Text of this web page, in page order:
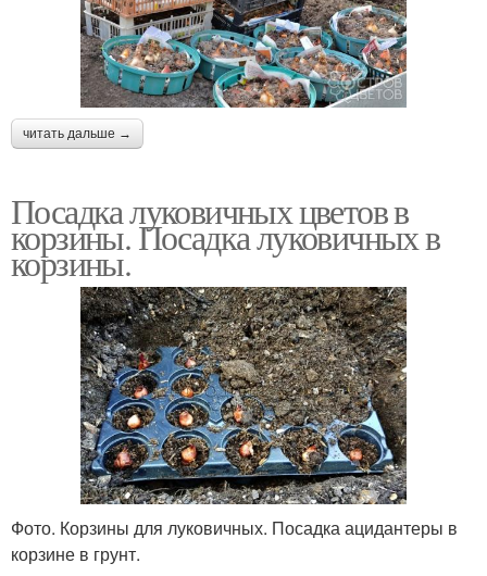
читать дальше →
Посадка луковичных цветов в
корзины. Посадка луковичных в
корзины.
Фото. Корзины для луковичных. Посадка ацидантеры в
корзине в грунт.